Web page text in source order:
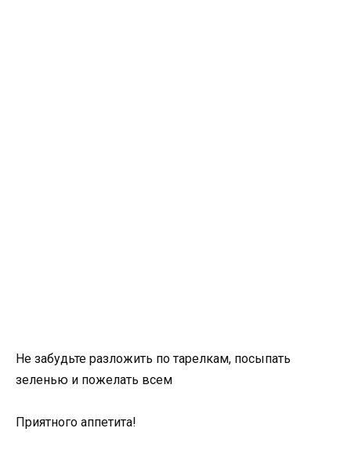
Не забудьте разложить по тарелкам, посыпать
зеленью и пожелать всем
Приятного аппетита!